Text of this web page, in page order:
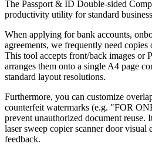
The Passport & ID Double-sided
productivity utility for standard
When applying for bank accounts,
agreements, we frequently need
This tool accepts front/back images or
arranges them onto a single A4 page
standard layout resolutions.
Furthermore, you can customize
counterfeit watermarks (e.g. "FOR
prevent unauthorized document reuse.
laser sweep copier scanner door
feedback.